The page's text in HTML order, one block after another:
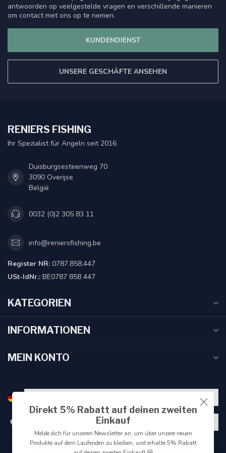
antwoorden op veelgestelde vragen en verschillende manieren
om contact met ons op te nemen.
KUNDENDIENST
UNSERE GESCHÄFTE ANSEHEN
RENIERS FISHING
Ihr Spezialist für Angeln seit 2016
Duisburgsesteenweg 70
3090 Overijse
België
0032 (0)2 305 83 11
info@reniersfishing.be
Register NR: 0787.858.447
USt-IdNr.: BE0787 858 447
KATEGORIEN
INFORMATIONEN
MEIN KONTO
€
Direkt 5% Rabatt auf deinen zweiten
Einkauf
Melde dich für unseren Newsletter an, um über unsere neuen
Produkte auf dem Laufenden zu bleiben, und erhalte 5% Rabatt